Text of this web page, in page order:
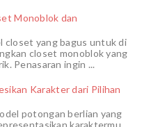
Monoblok dan
closet yang bagus untuk di
closet monoblok yang
Penasaran ingin ...
Karakter dari Pilihan
potongan berlian yang
karaktermu